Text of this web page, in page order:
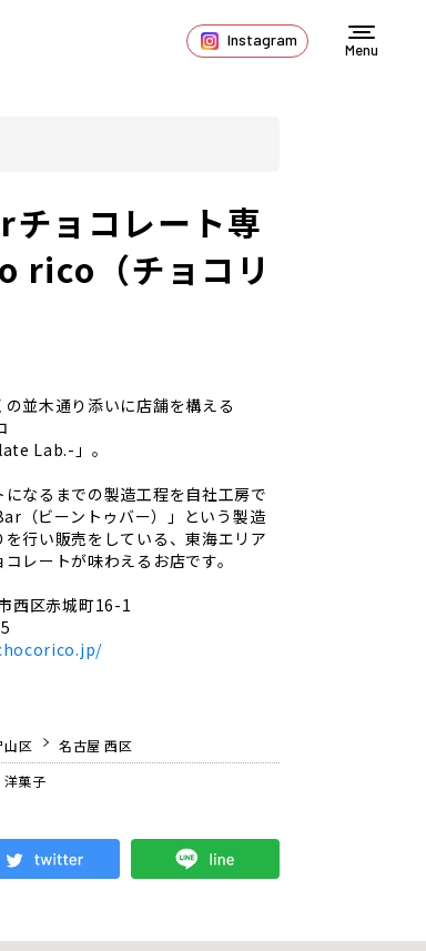
Instagram
Menu
ョコレート専
rico（チョコリ
並木通り添いに店舗を構える
Lab.-」。
なるまでの製造工程を自社工房で
（ビーントゥバー）」という製造
行い販売をしている、東海エリア
レートが味わえるお店です。
西区赤城町16-1
山区
名古屋 西区
洋菓子